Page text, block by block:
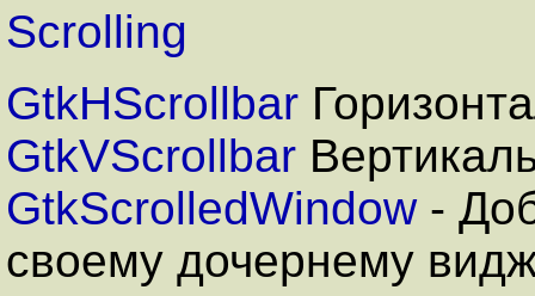
Scrolling
GtkHScrollbar
GtkVScrollbar
GtkScrolledWindow-
своему дочернему